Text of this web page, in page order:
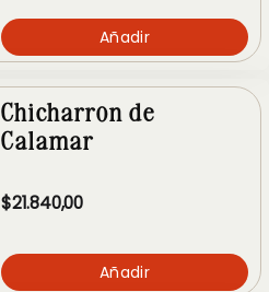
Añadir
Chicharron de
Calamar
$21.840,00
Añadir